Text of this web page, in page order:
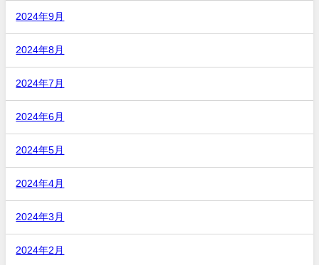
2024年9月
2024年8月
2024年7月
2024年6月
2024年5月
2024年4月
2024年3月
2024年2月